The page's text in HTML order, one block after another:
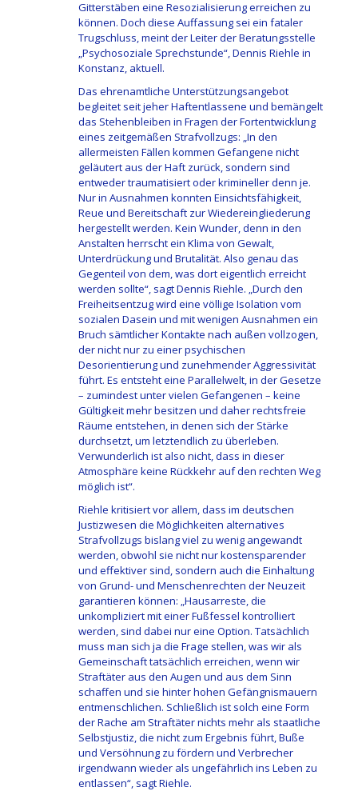
Gitterstäben eine Resozialisierung erreichen zu
können. Doch diese Auffassung sei ein fataler
Trugschluss, meint der Leiter der Beratungsstelle
„Psychosoziale Sprechstunde“, Dennis Riehle in
Konstanz, aktuell.
Das ehrenamtliche Unterstützungsangebot
begleitet seit jeher Haftentlassene und bemängelt
das Stehenbleiben in Fragen der Fortentwicklung
eines zeitgemäßen Strafvollzugs: „In den
allermeisten Fällen kommen Gefangene nicht
geläutert aus der Haft zurück, sondern sind
entweder traumatisiert oder krimineller denn je.
Nur in Ausnahmen konnten Einsichtsfähigkeit,
Reue und Bereitschaft zur Wiedereingliederung
hergestellt werden. Kein Wunder, denn in den
Anstalten herrscht ein Klima von Gewalt,
Unterdrückung und Brutalität. Also genau das
Gegenteil von dem, was dort eigentlich erreicht
werden sollte“, sagt Dennis Riehle. „Durch den
Freiheitsentzug wird eine völlige Isolation vom
sozialen Dasein und mit wenigen Ausnahmen ein
Bruch sämtlicher Kontakte nach außen vollzogen,
der nicht nur zu einer psychischen
Desorientierung und zunehmender Aggressivität
führt. Es entsteht eine Parallelwelt, in der Gesetze
– zumindest unter vielen Gefangenen – keine
Gültigkeit mehr besitzen und daher rechtsfreie
Räume entstehen, in denen sich der Stärke
durchsetzt, um letztendlich zu überleben.
Verwunderlich ist also nicht, dass in dieser
Atmosphäre keine Rückkehr auf den rechten Weg
möglich ist“.
Riehle kritisiert vor allem, dass im deutschen
Justizwesen die Möglichkeiten alternatives
Strafvollzugs bislang viel zu wenig angewandt
werden, obwohl sie nicht nur kostensparender
und effektiver sind, sondern auch die Einhaltung
von Grund- und Menschenrechten der Neuzeit
garantieren können: „Hausarreste, die
unkompliziert mit einer Fußfessel kontrolliert
werden, sind dabei nur eine Option. Tatsächlich
muss man sich ja die Frage stellen, was wir als
Gemeinschaft tatsächlich erreichen, wenn wir
Straftäter aus den Augen und aus dem Sinn
schaffen und sie hinter hohen Gefängnismauern
entmenschlichen. Schließlich ist solch eine Form
der Rache am Straftäter nichts mehr als staatliche
Selbstjustiz, die nicht zum Ergebnis führt, Buße
und Versöhnung zu fördern und Verbrecher
irgendwann wieder als ungefährlich ins Leben zu
entlassen“, sagt Riehle.